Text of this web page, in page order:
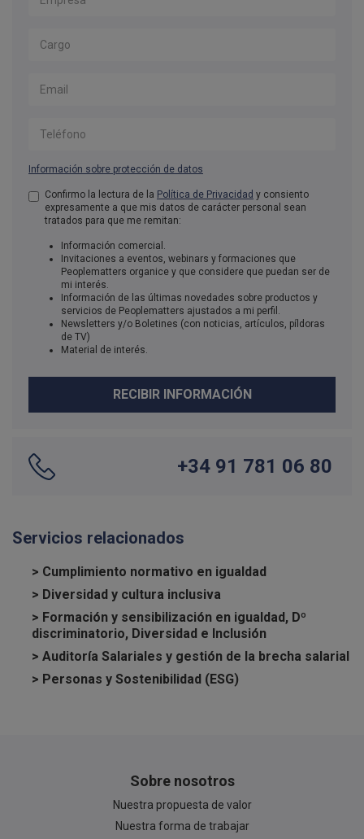
Información sobre protección de datos
Aceptación de condiciones*
Confirmo la lectura de la Política de Privacidad y consiento
expresamente a que mis datos de carácter personal sean
tratados para que me remitan:
Información comercial.
Invitaciones a eventos, webinars y formaciones que
Peoplematters organice y que considere que puedan ser de
mi interés.
Información de las últimas novedades sobre productos y
servicios de Peoplematters ajustados a mi perfil.
Newsletters y/o Boletines (con noticias, artículos, píldoras
de TV)
Material de interés.
RECIBIR INFORMACIÓN
+34 91 781 06 80
Servicios relacionados
> Cumplimiento normativo en igualdad
> Diversidad y cultura inclusiva
> Formación y sensibilización en igualdad, Dº
discriminatorio, Diversidad e Inclusión
> Auditoría Salariales y gestión de la brecha salarial
> Personas y Sostenibilidad (ESG)
Sobre nosotros
Nuestra propuesta de valor
Nuestra forma de trabajar